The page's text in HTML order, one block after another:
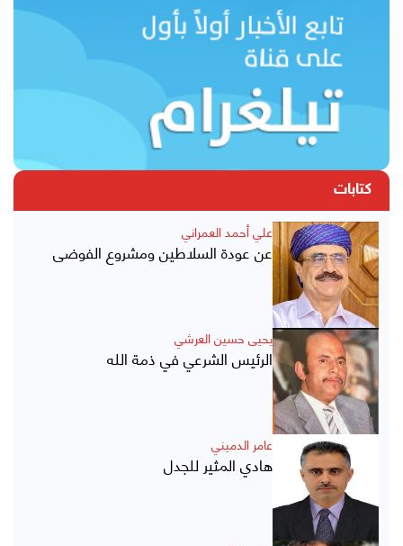
كتابات
علي أحمد العمراني
عن عودة السلاطين ومشروع الفوضى
يحيى حسين العرشي
الرئيس الشرعي في ذمة الله
عامر الدميني
هادي المثير للجدل